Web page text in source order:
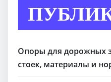
Опоры для дорожных
стоек, материалы и